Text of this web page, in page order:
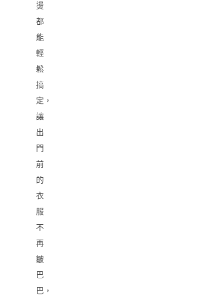
燙
都
能
輕
鬆
搞
定，
讓
出
門
前
的
衣
服
不
再
皺
巴
巴，